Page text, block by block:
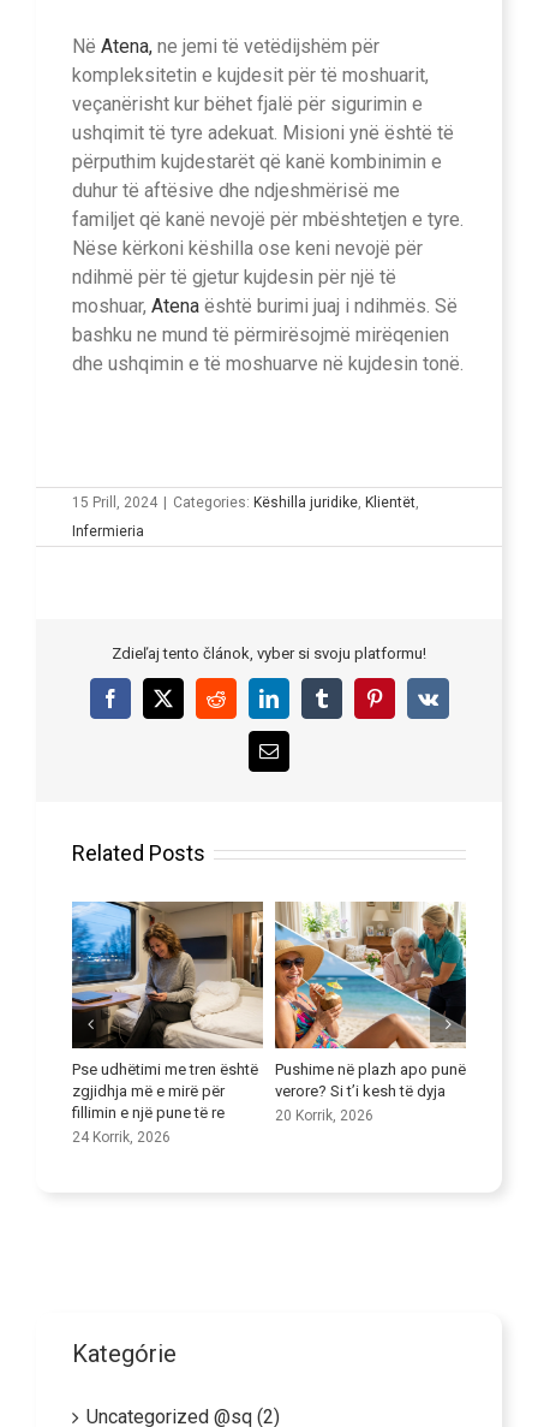
Në Atena, ne jemi të vetëdijshëm për
kompleksitetin e kujdesit për të moshuarit,
veçanërisht kur bëhet fjalë për sigurimin e
ushqimit të tyre adekuat. Misioni ynë është të
përputhim kujdestarët që kanë kombinimin e
duhur të aftësive dhe ndjeshmërisë me
familjet që kanë nevojë për mbështetjen e tyre.
Nëse kërkoni këshilla ose keni nevojë për
ndihmë për të gjetur kujdesin për një të
moshuar, Atena është burimi juaj i ndihmës. Së
bashku ne mund të përmirësojmë mirëqenien
dhe ushqimin e të moshuarve në kujdesin tonë.
15 Prill, 2024 | Categories: Këshilla juridike, Klientët,
Infermieria
Zdieľaj tento článok, vyber si svoju platformu!
Facebook
X RedditLinkedInTumblrPinterest
Vk
Email
Related Posts
Pse udhëtimi me tren është
zgjidhja më e mirë për
fillimin e një pune të re
24 Korrik, 2026
Pushime në plazh apo punë
verore? Si t’i kesh të dyja
20 Korrik, 2026
Kategórie
Uncategorized @sq (2)